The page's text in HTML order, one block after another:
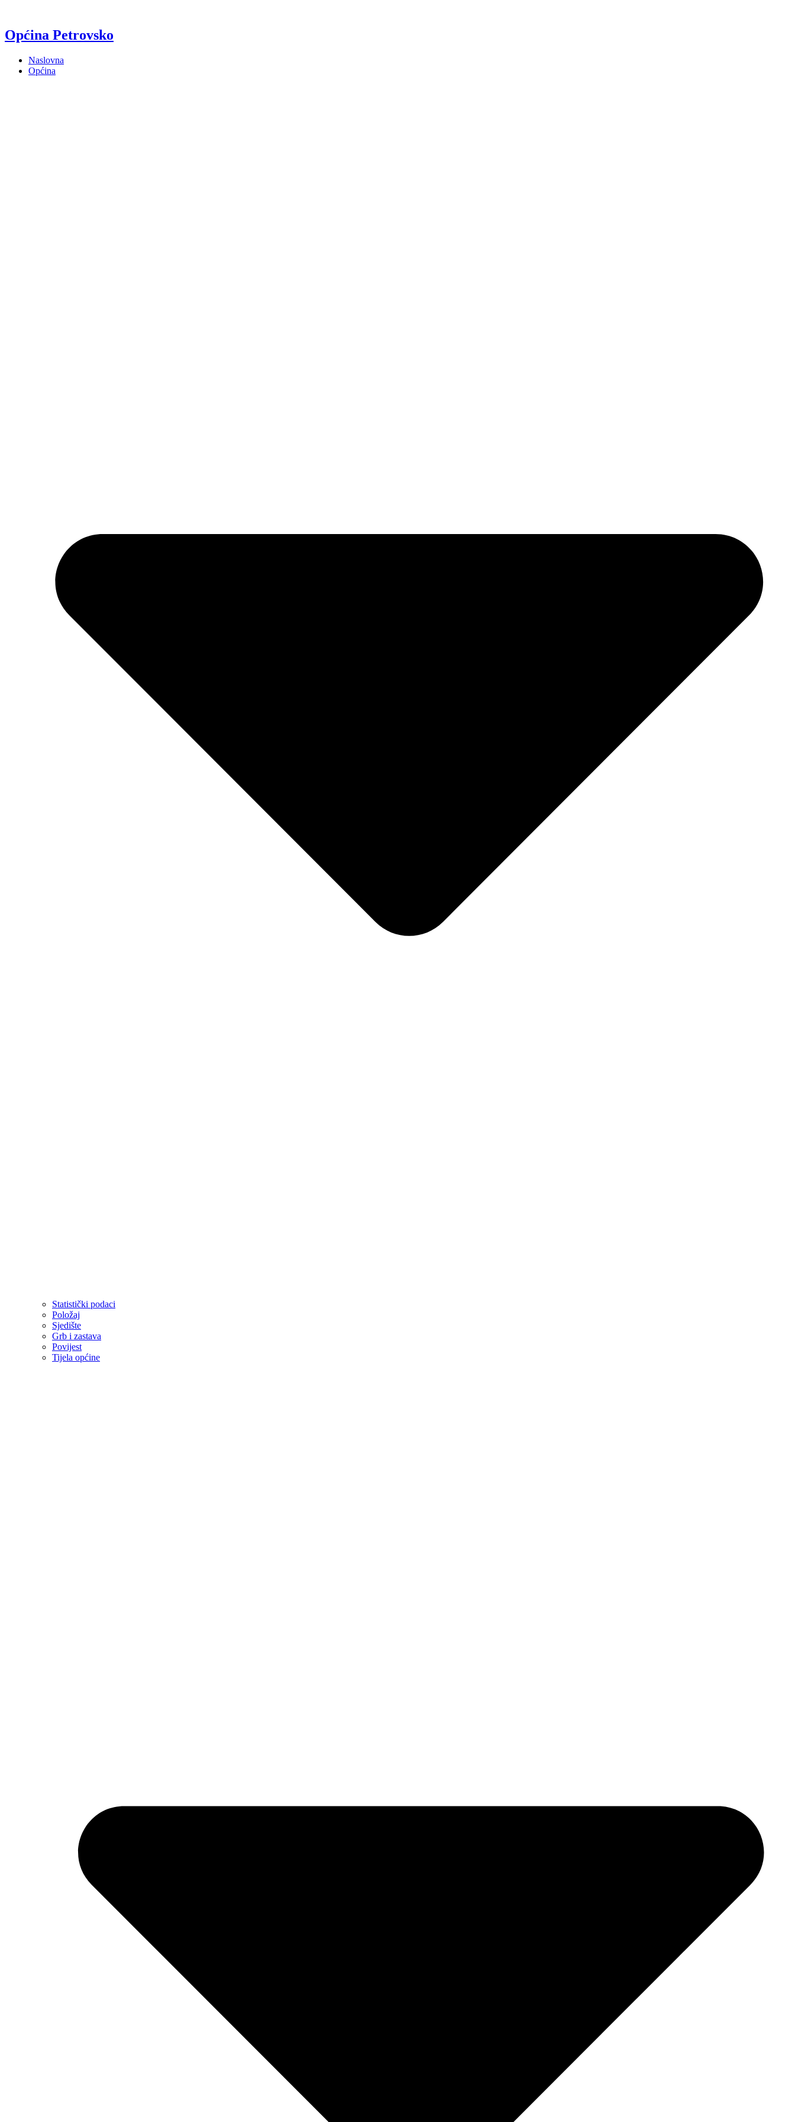
Općina Petrovsko
Naslovna
Općina
Statistički podaci
Položaj
Sjedište
Grb i zastava
Povijest
Tijela općine